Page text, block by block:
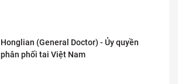
Honglian (General Doctor) - Ủy quyền
phân phối tai Việt Nam